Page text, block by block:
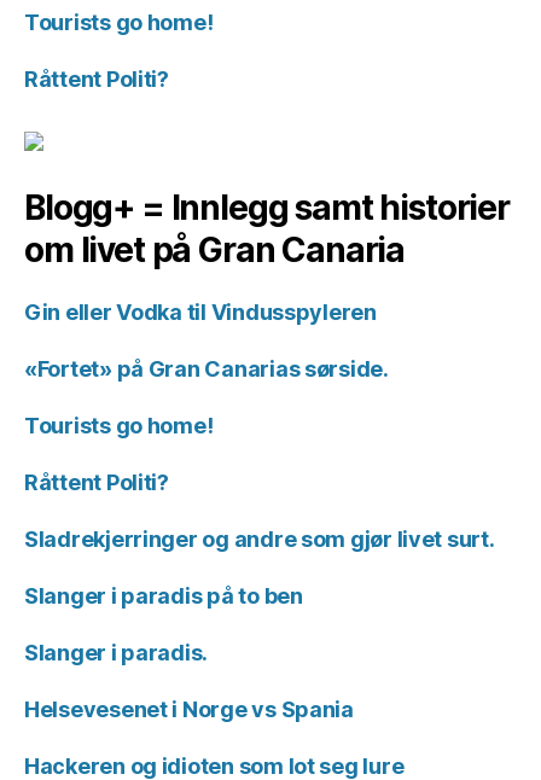
Tourists go home!
Råttent Politi?
Blogg+ = Innlegg samt historier
om livet på Gran Canaria
Gin eller Vodka til Vindusspyleren
«Fortet» på Gran Canarias sørside.
Tourists go home!
Råttent Politi?
Sladrekjerringer og andre som gjør livet surt.
Slanger i paradis på to ben
Slanger i paradis.
Helsevesenet i Norge vs Spania
Hackeren og idioten som lot seg lure